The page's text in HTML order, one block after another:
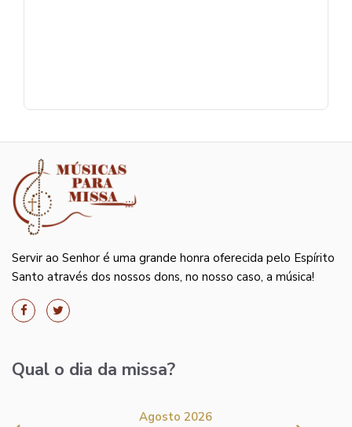
Servir ao Senhor é uma grande honra oferecida pelo Espírito
Santo através dos nossos dons, no nosso caso, a música!
Qual o dia da missa?
Agosto 2026